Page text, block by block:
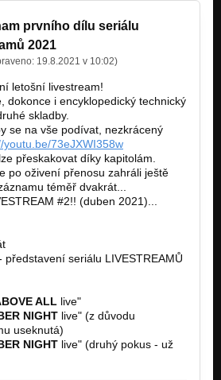
prvního dílu seriálu
2021
19.8.2021 v 10:02)
letošní livestream!
dokonce i encyklopedický technický
skladby.
se na vše podívat, nezkrácený
youtu.be/73eJXWI358w
přeskakovat díky kapitolám.
po oživení přenosu zahráli ještě
téměř dvakrát...
#2!! (duben 2021)...
představení seriálu LIVESTREAMŮ
ALL live"
NIGHT live" (z důvodu
useknutá)
NIGHT live" (druhý pokus - už